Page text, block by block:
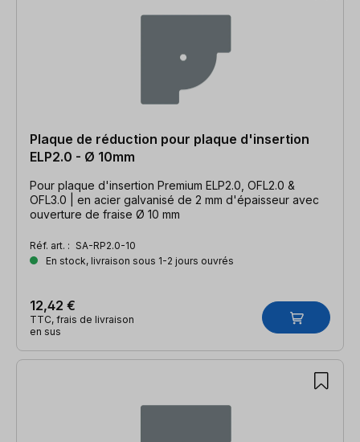
Plaque de réduction pour plaque d'insertion
ELP2.0 - Ø 10mm
Pour plaque d'insertion Premium ELP2.0, OFL2.0 &
OFL3.0 | en acier galvanisé de 2 mm d'épaisseur avec
ouverture de fraise Ø 10 mm
Réf. art. : SA-RP2.0-10
En stock, livraison sous 1-2 jours ouvrés
12,42 €
TTC, frais de livraison
en sus